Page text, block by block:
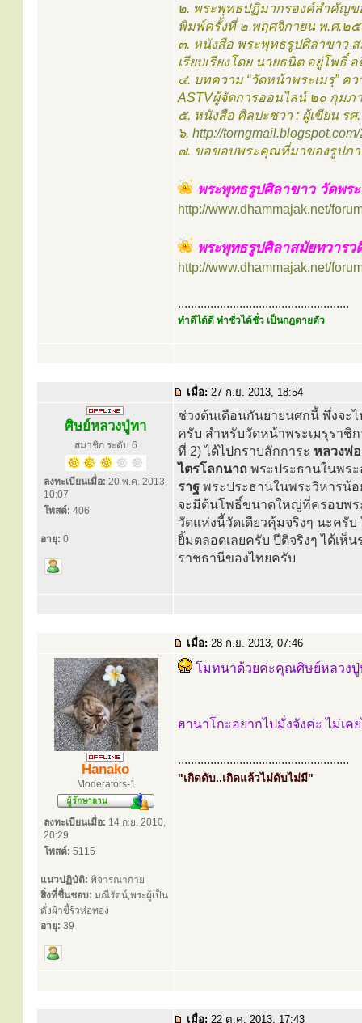
๒. พระพุทธปฏิมากรองค์สำคัญข
พิมพ์ครั้งที่ ๒ พฤศจิกายน พ.ศ.๒
๓. หนังสือ พระพุทธรูปศิลาขาว
เรียบเรียงโดย นายธนิต อยู่โพธิ์
๔. บทความ “วัดหน้าพระเมรุ” ค
ASTVผู้จัดการออนไลน์ ๒๐ กุม
๕. หนังสือ ศิลปะชวา : ผู้เขียน ร
๖. http://
๗. ขอขอบพระคุณที่มาของรูปภ
พระพุทธรูปศิลาขาว วัดพร
http://www.dhammajak.net/
พระพุทธรูปศิลาสมัยทวารว
http://www.dhammajak.net/
.....................................................
ทำดีได้ดี ทำชั่วได้ชั่ว เป็นกฎตายตัว
เมื่อ: 27 ก.ย. 2013, 18:54
ศิษย์หลวงปู่ทา
สมาชิก ระดับ 6
ลงทะเบียนเมื่อ: 20 พ.ค. 2013,
10:07
โพสต์: 406
อายุ: 0
ช่วงต้นเดือนกันยายนศกนี้ พึ่งจะ
ครับ สำหรับวัดหน้าพระเมรุราชิ
ที่ 2) ได้ไปกราบสักการะ หลวงพ่
ไตรโลกนาถ พระประธานในพร
ราฐ พระประธานในพระวิหารน้
จะมีต้นโพธิ์ขนาดใหญ่ที่ครอบพร
วัดแห่งนี้วัดเดียวคุ้มจริงๆ นะครั
ยิ้มตลอดเลยครับ ปีติจริงๆ ได้เห็
ราชธานีของไทยครับ
เมื่อ: 28 ก.ย. 2013, 07:46
Hanako
Moderators-1
ลงทะเบียนเมื่อ: 14 ก.ย. 2010,
20:29
โพสต์: 5115
แนวปฏิบัติ: พิจารณากาย
สิ่งที่ชื่นชอบ: มณีรัตน์,พระผู้เป็น
ดั่งผ้าขี้ร้วห่อทอง
อายุ: 39
โมทนาด้วยค่ะคุณศิษย์หลวงปู่
ฮานาโกะอยากไปมั่งจังค่ะ ไม่เค
.....................................................
"เกิดดับ..เกิดแล้วไม่ดับไม่มี"
เมื่อ: 22 ต.ค. 2013, 17:43